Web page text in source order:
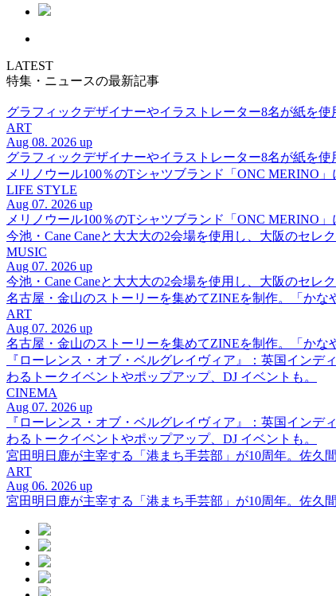
LATEST
特集・ニュースの最新記事
グラフィックデザイナーやイラストレーター8名が紙を
ART
Aug 08. 2026 up
グラフィックデザイナーやイラストレーター8名が紙を
メリノウール100％のTシャツブランド「ONC MERINO
LIFE STYLE
Aug 07. 2026 up
メリノウール100％のTシャツブランド「ONC MERINO
今池・Cane Caneと大大大の2会場を使用し、大阪のセレ
MUSIC
Aug 07. 2026 up
今池・Cane Caneと大大大の2会場を使用し、大阪のセレ
名古屋・金山のストーリーを集めてZINEを制作。「かな
ART
Aug 07. 2026 up
名古屋・金山のストーリーを集めてZINEを制作。「かな
『ローレンス・オブ・ベルグレイヴィア』：英国イン
わるトークイベントやポップアップ、DJ イベントも。
CINEMA
Aug 07. 2026 up
『ローレンス・オブ・ベルグレイヴィア』：英国イン
わるトークイベントやポップアップ、DJ イベントも。
宮田明日鹿が主宰する「港まち手芸部」が10周年。佐久
ART
Aug 06. 2026 up
宮田明日鹿が主宰する「港まち手芸部」が10周年。佐久